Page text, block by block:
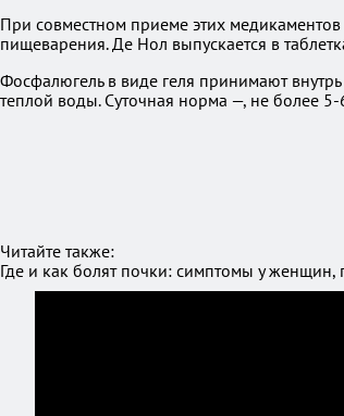
При совместном приеме этих
пищеварения. Де Нол выпускается в
Фосфалюгель в виде геля принимают
теплой воды. Суточная норма —, не более 5-
Читайте также:
Где и как болят почки: симптомы у